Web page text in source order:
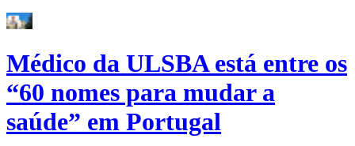
Médico da ULSBA está entre os
“60 nomes para mudar a
saúde” em Portugal